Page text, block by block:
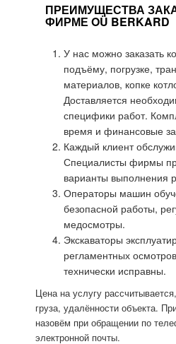
ПРЕИМУЩЕСТВА
ФИРМЕ OÜ BERKARD
У нас можно заказать
подъёму, погрузке,
материалов, копке
Доставляется
специфики работ.
время и финансовые
Каждый клиент
Специалисты фирмы
варианты выполнения
Операторы машин
безопасной работы,
медосмотры.
Экскаваторы
регламентных
технически исправны.
Цена на услугу
груза, удалённости объекта.
назовём при обращении по
электронной почты.